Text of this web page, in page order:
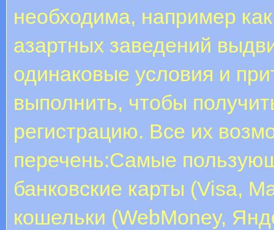
необходима, например
азартных заведений
одинаковые условия и
выполнить, чтобы
регистрацию. Все их
перечень:Самые
банковские карты (Visa,
кошельки (WebMoney,